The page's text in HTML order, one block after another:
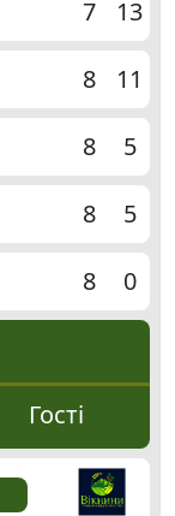
7 13
8 11
8 5
8 5
8 0
Гості